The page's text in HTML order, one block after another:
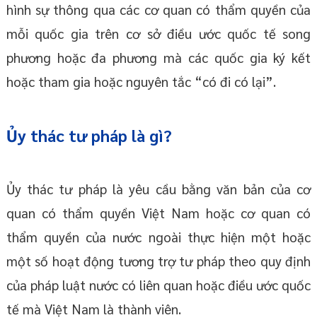
hình sự thông qua các cơ quan có thẩm quyền của
mỗi quốc gia trên cơ sở điều ước quốc tế song
phương hoặc đa phương mà các quốc gia ký kết
hoặc tham gia hoặc nguyên tắc “có đi có lại”.
Ủy thác tư pháp là gì?
Ủy thác tư pháp là yêu cầu bằng văn bản của cơ
quan có thẩm quyền Việt Nam hoặc cơ quan có
thẩm quyền của nước ngoài thực hiện một hoặc
một số hoạt động tương trợ tư pháp theo quy định
của pháp luật nước có liên quan hoặc điều ước quốc
tế mà Việt Nam là thành viên.